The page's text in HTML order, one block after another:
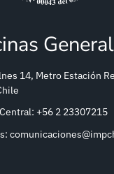
14, Metro Estación
+56 2 23307215